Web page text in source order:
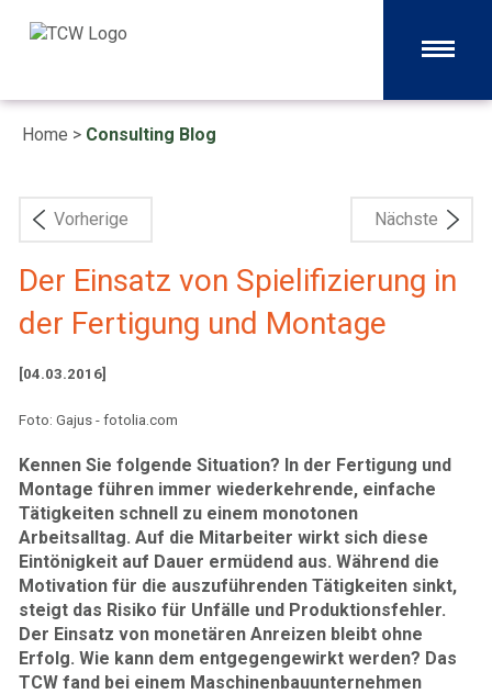
Home > Consulting Blog
Vorherige Nächste
Der Einsatz von Spielifizierung in
der Fertigung und Montage
[04.03.2016]
Foto: Gajus - fotolia.com
Kennen Sie folgende Situation? In der Fertigung und
Montage führen immer wiederkehrende, einfache
Tätigkeiten schnell zu einem monotonen
Arbeitsalltag. Auf die Mitarbeiter wirkt sich diese
Eintönigkeit auf Dauer ermüdend aus. Während die
Motivation für die auszuführenden Tätigkeiten sinkt,
steigt das Risiko für Unfälle und Produktionsfehler.
Der Einsatz von monetären Anreizen bleibt ohne
Erfolg. Wie kann dem entgegengewirkt werden? Das
TCW fand bei einem Maschinenbauunternehmen